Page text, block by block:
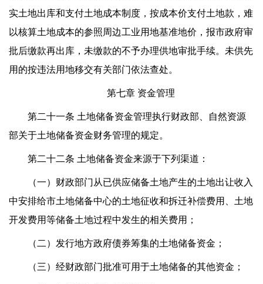
实土地出库和支付土地成本制度，按成本价支付土地款，难
以核算土地成本的参照周边工业用地基准地价，报市政府审
批后缴款再出库，未缴款的不予办理供地审批手续。未供先
用的按违法用地移交有关部门依法查处。
第七章 资金管理
第二十一条 土地储备资金管理执行财政部、自然资源
部关于土地储备资金财务管理的规定。
第二十二条 土地储备资金来源于下列渠道：
（一）财政部门从已供应储备土地产生的土地出让收入
中安排给市土地储备中心的土地征收和拆迁补偿费用、土地
开发费用等储备土地过程中发生的相关费用；
（二）发行地方政府债券筹集的土地储备资金；
（三）经财政部门批准可用于土地储备的其他资金；